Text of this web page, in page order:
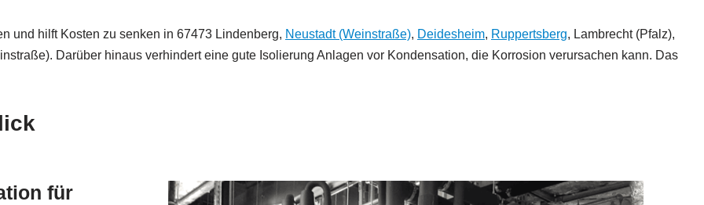
und hilft Kosten zu senken in 67473 Lindenberg, Neustadt (Weinstraße), Deidesheim, Ruppertsberg, Lambrecht (Pfalz),
Darüber hinaus verhindert eine gute Isolierung Anlagen vor Kondensation, die Korrosion verursachen kann. Das
für